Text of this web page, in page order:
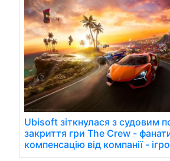
Ubisoft зіткнулася з судовим
закриття гри The Crew -
компенсацію від компанії -